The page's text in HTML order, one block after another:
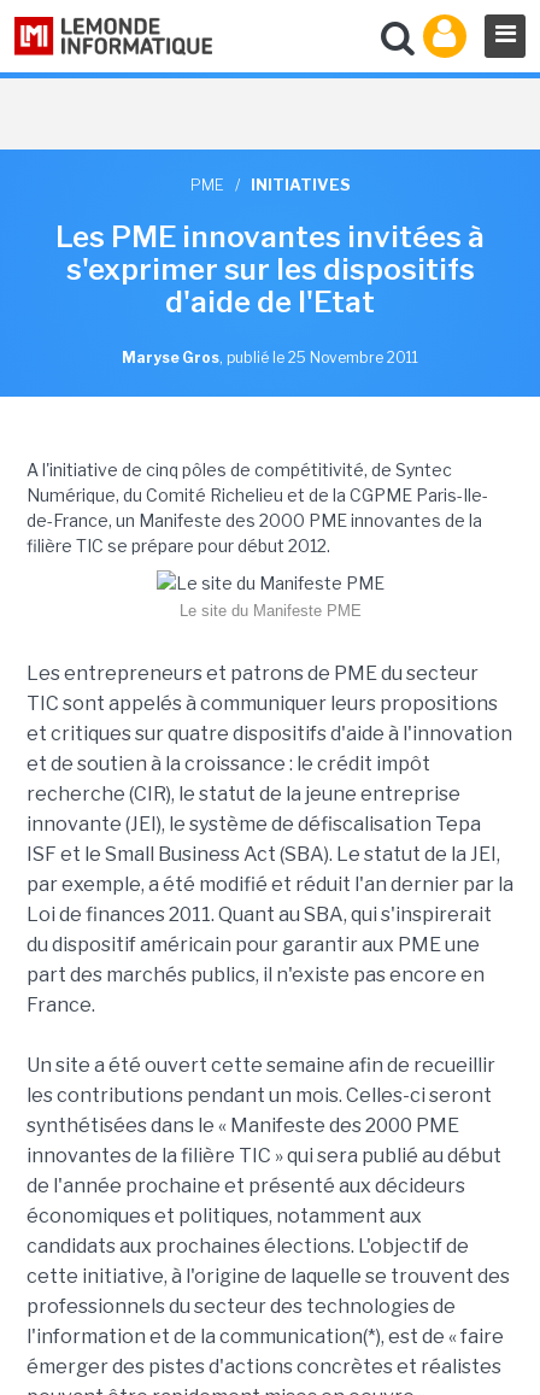
PME / INITIATIVES
Les PME innovantes invitées à
s'exprimer sur les dispositifs
d'aide de l'Etat
Maryse Gros, publié le 25 Novembre 2011
A l'initiative de cinq pôles de compétitivité, de Syntec
Numérique, du Comité Richelieu et de la CGPME Paris-Ile-
de-France, un Manifeste des 2000 PME innovantes de la
filière TIC se prépare pour début 2012.
Le site du Manifeste PME
Les entrepreneurs et patrons de PME du secteur
TIC sont appelés à communiquer leurs propositions
et critiques sur quatre dispositifs d'aide à l'innovation
et de soutien à la croissance : le crédit impôt
recherche (CIR), le statut de la jeune entreprise
innovante (JEI), le système de défiscalisation Tepa
ISF et le Small Business Act (SBA). Le statut de la JEI,
par exemple, a été modifié et réduit l'an dernier par la
Loi de finances 2011. Quant au SBA, qui s'inspirerait
du dispositif américain pour garantir aux PME une
part des marchés publics, il n'existe pas encore en
France.
Un site a été ouvert cette semaine afin de recueillir
les contributions pendant un mois. Celles-ci seront
synthétisées dans le « Manifeste des 2000 PME
innovantes de la filière TIC » qui sera publié au début
de l'année prochaine et présenté aux décideurs
économiques et politiques, notamment aux
candidats aux prochaines élections. L'objectif de
cette initiative, à l'origine de laquelle se trouvent des
professionnels du secteur des technologies de
l'information et de la communication(*), est de « faire
émerger des pistes d'actions concrètes et réalistes